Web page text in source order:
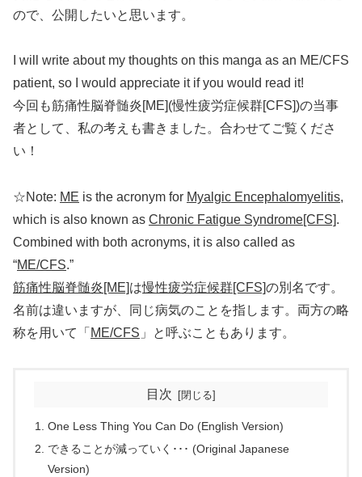
ので、公開したいと思います。
I will write about my thoughts on this manga as an ME/CFS
patient, so I would appreciate it if you would read it!
今回も筋痛性脳脊髄炎[ME](慢性疲労症候群[CFS])の当事
者として、私の考えも書きました。合わせてご覧くださ
い！
☆Note: ME is the acronym for Myalgic Encephalomyelitis,
which is also known as Chronic Fatigue Syndrome[CFS].
Combined with both acronyms, it is also called as
“ME/CFS.”
筋痛性脳脊髄炎[ME]は慢性疲労症候群[CFS]の別名です。
名前は違いますが、同じ病気のことを指します。両方の略
称を用いて「 ME/CFS 」と呼ぶこともあります。
目次
One Less Thing You Can Do (English Version)
できることが減っていく･･･ (Original Japanese
Version)